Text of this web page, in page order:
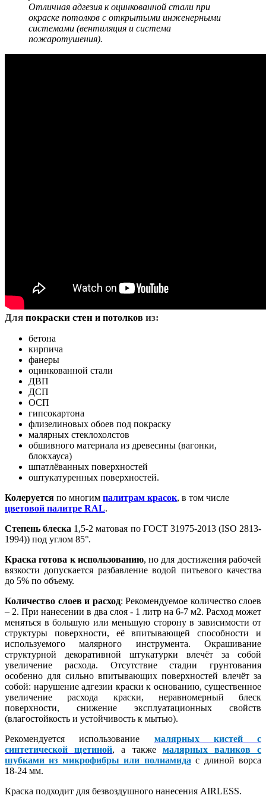
Отличная адгезия к оцинкованной стали при
окраске потолков с открытыми инженерными
системами (вентиляция и система
пожаротушения).
Для покраски стен и потолков из:
бетона
кирпича
фанеры
оцинкованной стали
ДВП
ДСП
ОСП
гипсокартона
флизелиновых обоев под покраску
малярных стеклохолстов
обшивного материала из древесины (вагонки,
блокхауса)
шпатлёванных поверхностей
оштукатуренных поверхностей.
Колеруется по многим палитрам красок, в том числе
цветовой палитре RAL.
Степень блеска 1,5-2 матовая по ГОСТ 31975-2013 (ISO 2813-
1994)) под углом 85°.
Краска готова к использованию, но для достижения рабочей
вязкости допускается разбавление водой питьевого качества
до 5% по объему.
Количество слоев и расход: Рекомендуемое количество слоев
– 2. При нанесении в два слоя - 1 литр на 6-7 м2. Расход может
меняться в большую или меньшую сторону в зависимости от
структуры поверхности, её впитывающей способности и
используемого малярного инструмента. Окрашивание
структурной декоративной штукатурки влечёт за собой
увеличение расхода. Отсутствие стадии грунтования
особенно для сильно впитывающих поверхностей влечёт за
собой: нарушение адгезии краски к основанию, существенное
увеличение расхода краски, неравномерный блеск
поверхности, снижение эксплуатационных свойств
(влагостойкость и устойчивость к мытью).
Рекомендуется использование малярных кистей с
синтетической щетиной, а также малярных валиков с
шубками из микрофибры или полиамида с длиной ворса
18-24 мм.
Краска подходит для безвоздушного нанесения AIRLESS.